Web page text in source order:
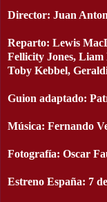
Director: Juan
Reparto: Lewis
Fellicity Jones, Liam
Toby Kebbel,
Guion adaptado:
Música: Fernando
Fotografía: Oscar
Estreno España: 7